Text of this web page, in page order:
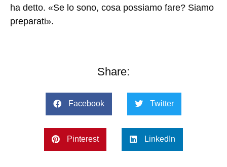
ha detto. «Se lo sono, cosa possiamo fare? Siamo
preparati».
Share:
Facebook Twitter
Pinterest LinkedIn